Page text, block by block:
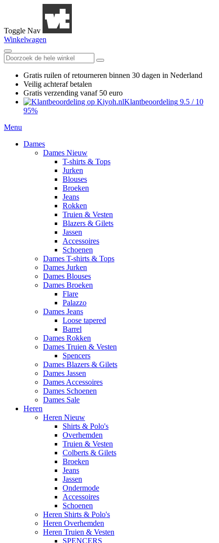
Toggle Nav
Winkelwagen
Gratis ruilen of retourneren binnen 30 dagen in Nederland
Veilig achteraf betalen
Gratis verzending vanaf 50 euro
Klantbeoordeling 9.5 / 10
95%
Menu
Dames
Dames Nieuw
T-shirts & Tops
Jurken
Blouses
Broeken
Jeans
Rokken
Truien & Vesten
Blazers & Gilets
Jassen
Accessoires
Schoenen
Dames T-shirts & Tops
Dames Jurken
Dames Blouses
Dames Broeken
Flare
Palazzo
Dames Jeans
Loose tapered
Barrel
Dames Rokken
Dames Truien & Vesten
Spencers
Dames Blazers & Gilets
Dames Jassen
Dames Accessoires
Dames Schoenen
Dames Sale
Heren
Heren Nieuw
Shirts & Polo's
Overhemden
Truien & Vesten
Colberts & Gilets
Broeken
Jeans
Jassen
Ondermode
Accessoires
Schoenen
Heren Shirts & Polo's
Heren Overhemden
Heren Truien & Vesten
SPENCERS